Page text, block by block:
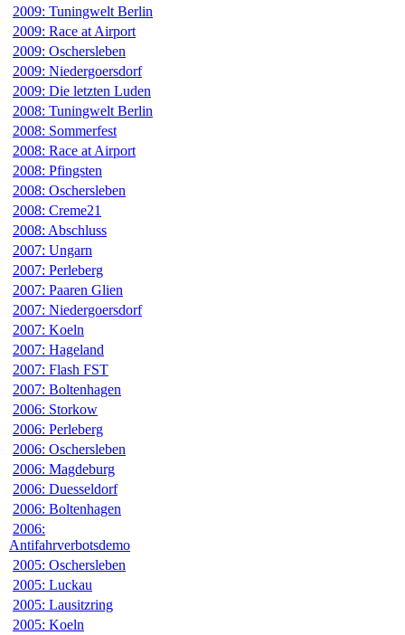
2009: Tuningwelt Berlin
2009: Race at Airport
2009: Oschersleben
2009: Niedergoersdorf
2009: Die letzten Luden
2008: Tuningwelt Berlin
2008: Sommerfest
2008: Race at Airport
2008: Pfingsten
2008: Oschersleben
2008: Creme21
2008: Abschluss
2007: Ungarn
2007: Perleberg
2007: Paaren Glien
2007: Niedergoersdorf
2007: Koeln
2007: Hageland
2007: Flash FST
2007: Boltenhagen
2006: Storkow
2006: Perleberg
2006: Oschersleben
2006: Magdeburg
2006: Duesseldorf
2006: Boltenhagen
2006:
Antifahrverbotsdemo
2005: Oschersleben
2005: Luckau
2005: Lausitzring
2005: Koeln